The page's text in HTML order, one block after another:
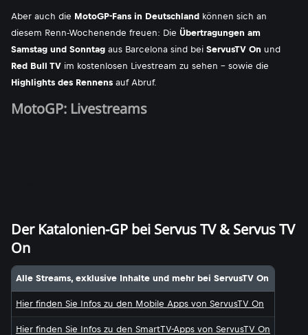
Aber auch die MotoGP-Fans in Deutschland können sich an
diesem Renn-Wochenende freuen: Die Übertragungen am
Samstag und Sonntag aus Barcelona sind bei ServusTV On und
Red Bull TV im kostenlosen Livestream zu sehen - sowie die
Highlights des Rennens auf Abruf.
MotoGP: Livestreams
Der Katalonien-GP bei Servus TV & Servus TV
On
Alle Streams, exklusive Inhalte und mehr bei ServusTV On
Hier finden Sie Infos zu den Mobile Apps von ServusTV On
Hier finden Sie Infos zu den SmartTV-Apps von ServusTV On